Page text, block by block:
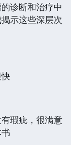
诊断和治疗中
示这些深层次
瑕疵，很满意